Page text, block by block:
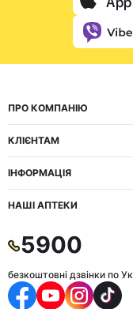
ПРО КОМПАНІЮ
КЛІЄНТАМ
ІНФОРМАЦІЯ
НАШІ АПТЕКИ
5900
безкоштовні дзвінки по